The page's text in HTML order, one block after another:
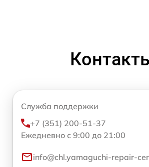
Служба поддержки
+7 (351) 200-51-37
Ежедневно с 9:00 до 21:00
info@chl.yamaguchi-repair-